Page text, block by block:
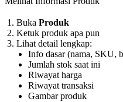
Buka Produk
Ketuk produk apa pun
Lihat detail lengkap:
Info dasar (nama, SKU,
Jumlah stok saat ini
Riwayat harga
Riwayat transaksi
Gambar produk